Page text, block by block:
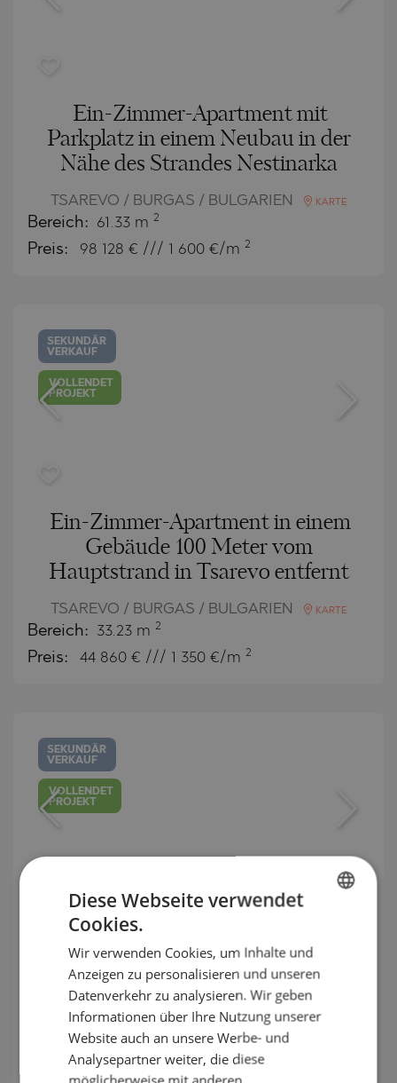
Ein-Zimmer-Apartment mit
Parkplatz in einem Neubau in der
Nähe des Strandes Nestinarka
TSAREVO / BURGAS / BULGARIEN KARTE
Bereich: 61.33 m 2
Preis: 98 128 € /// 1 600 €/m 2
SEKUNDÄR
VERKAUF
VOLLENDET
PROJEKT
Ein-Zimmer-Apartment in einem
Gebäude 100 Meter vom
Hauptstrand in Tsarevo entfernt
TSAREVO / BURGAS / BULGARIEN KARTE
Bereich: 33.23 m 2
Preis: 44 860 € /// 1 350 €/m 2
SEKUNDÄR
VERKAUF
VOLLENDET
PROJEKT
Ein-Zimmer-Apartment mit
Parkplatz, 100 Meter vom
Hauptstrand in Tsarevo entfernt.
TSAREVO / BURGAS / BULGARIEN KARTE
Bereich: 54.33 m2
Preis: 84 062€ /// 1 547 €/m2
ENGLISH
RUSSIAN
GERMAN
FRENCH
Diese Webseite verwendet
Cookies.
Wir verwenden Cookies, um Inhalte und
Anzeigen zu personalisieren und unseren
Datenverkehr zu analysieren. Wir geben
Informationen über Ihre Nutzung unserer
Website auch an unsere Werbe- und
Analysepartner weiter, die diese